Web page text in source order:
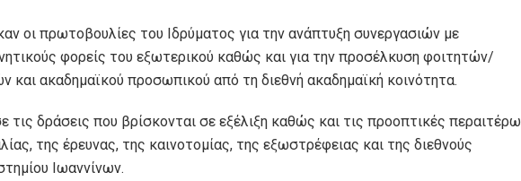
οι πρωτοβουλίες του Ιδρύματος για την ανάπτυξη συνεργασιών με
φορείς του εξωτερικού καθώς και για την προσέλκυση φοιτητών/
και ακαδημαϊκού προσωπικού από τη διεθνή ακαδημαϊκή κοινότητα.
τις δράσεις που βρίσκονται σε εξέλιξη καθώς και τις προοπτικές περαιτέρω
της έρευνας, της καινοτομίας, της εξωστρέφειας και της διεθνούς
Ιωαννίνων.